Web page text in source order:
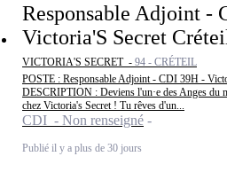
Responsable Adjoint -
Victoria'S Secret
VICTORIA'S SECRET - 94 - CRÉTEIL
POSTE : Responsable Adjoint - CDI 39H -
DESCRIPTION : Deviens l'un·e des Anges du
chez Victoria's Secret ! Tu rêves d'un...
CDI - Non renseigné
Publié il y a plus de 30 jours